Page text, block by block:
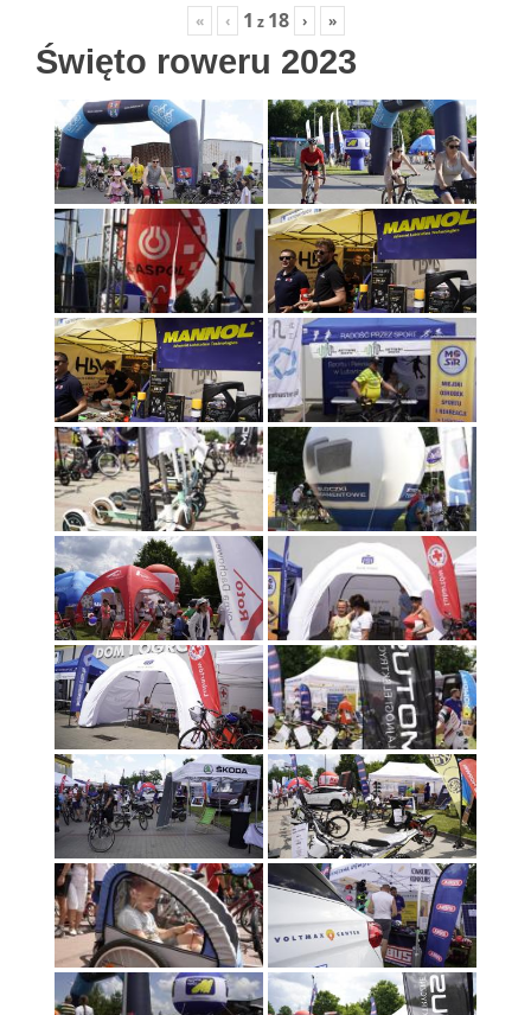
« ‹ 1 z 18 › »
Święto roweru 2023